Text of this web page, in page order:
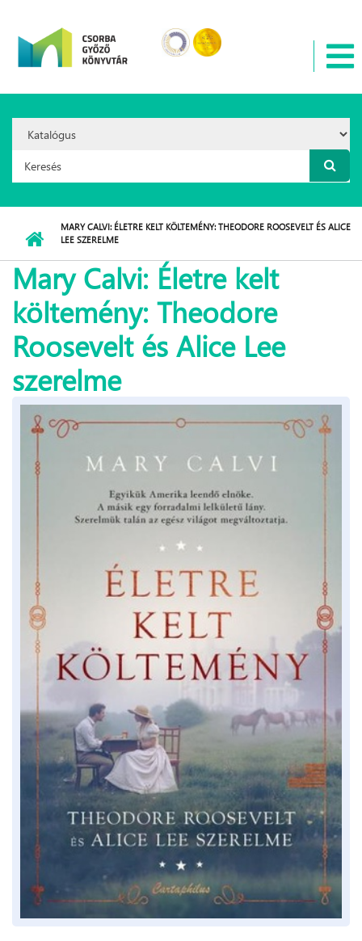
Option:
Keresés űrlap
MARY CALVI: ÉLETRE KELT KÖLTEMÉNY: THEODORE ROOSEVELT ÉS ALICE
LEE SZERELME
Mary Calvi: Életre kelt
költemény: Theodore
Roosevelt és Alice Lee
szerelme